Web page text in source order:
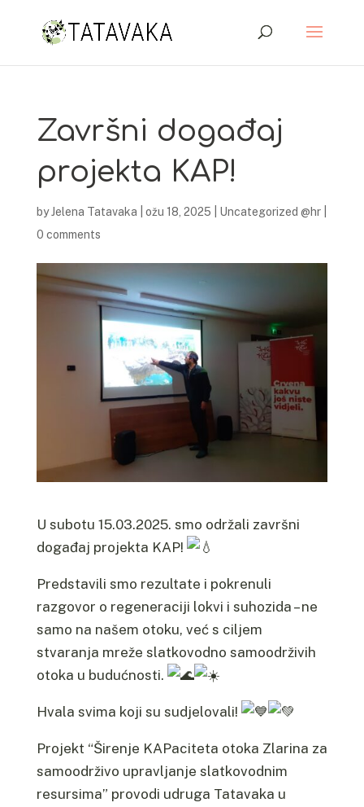
Završni događaj
projekta KAP!
byJelena Tatavaka ožu 18, 2025 Uncategorized @hr|
0 comments
U subotu 15.03.2025. smo održali završni
događaj projekta KAP!
Predstavili smo rezultate i pokrenuli
razgovor o regeneraciji lokvi i suhozida – ne
samo na našem otoku, već s ciljem
stvaranja mreže slatkovodno samoodrživih
otoka u budućnosti.
Hvala svima koji su sudjelovali!
Projekt “Širenje KAPaciteta otoka Zlarina za
samoodrživo upravljanje slatkovodnim
resursima” provodi udruga Tatavaka u